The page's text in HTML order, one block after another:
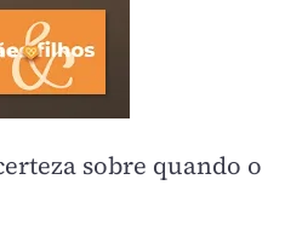
sobre quando o